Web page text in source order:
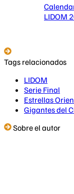
LIDOM
Tags relacionados
LIDOM
Serie Final
Estrellas
Gigantes del
Sobre el autor